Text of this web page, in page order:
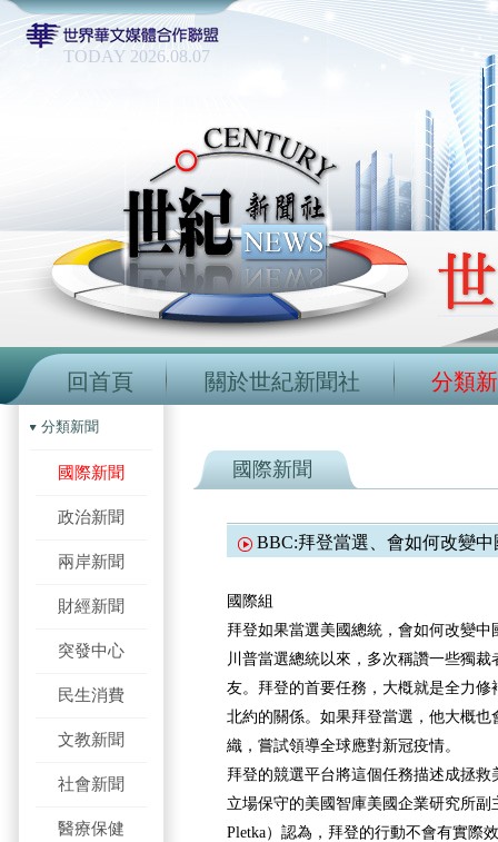
TODAY 2026.08.07
回首頁 關於世紀新聞社 分類
分類新聞
國際新聞
政治新聞
兩岸新聞
財經新聞
突發中心
民生消費
文教新聞
社會新聞
醫療保健
國際新聞
BBC:拜登當選、會如何改變中
國際組
拜登如果當選美國總統，會如何改變中
川普當選總統以來，多次稱讚一些獨
友。拜登的首要任務，大槪就是全力
北約的關係。如果拜登當選，他大概
織，嘗試領導全球應對新冠疫情。
拜登的競選平台將這個任務描述成拯
立場保守的美國智庫美國企業研究所副
Pletka）認為，拜登的行動不會有實際